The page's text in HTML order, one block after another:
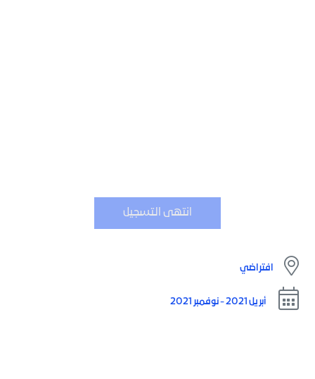
انتهى التسجيل
افتراضي
أبريل 2021 - نوفمبر 2021